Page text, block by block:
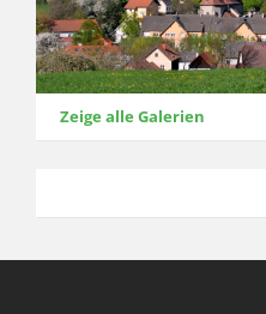
Zeige alle Galerien